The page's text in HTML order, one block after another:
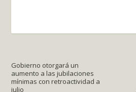
Gobierno otorgará un
aumento a las jubilaciones
mínimas con retroactividad a
julio